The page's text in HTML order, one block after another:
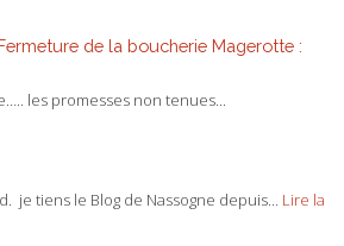
Fermeture de la boucherie Magerotte :
les promesses non tenues...
je tiens le Blog de Nassogne depuis... Lire la